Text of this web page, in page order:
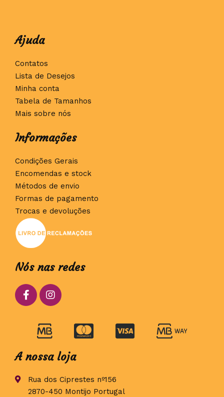
Ajuda
Contatos
Lista de Desejos
Minha conta
Tabela de Tamanhos
Mais sobre nós
Informações
Condições Gerais
Encomendas e stock
Métodos de envio
Formas de pagamento
Trocas e devoluções
Nós nas redes
A nossa loja
Rua dos Ciprestes nº156
2870-450 Montijo Portugal